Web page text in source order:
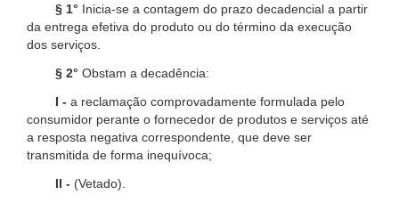
§ 1° Inicia-se a contagem do prazo decadencial a partir
da entrega efetiva do produto ou do término da execução
dos serviços.
§ 2° Obstam a decadência:
I - a reclamação comprovadamente formulada pelo
consumidor perante o fornecedor de produtos e serviços até
a resposta negativa correspondente, que deve ser
transmitida de forma inequívoca;
II - (Vetado).